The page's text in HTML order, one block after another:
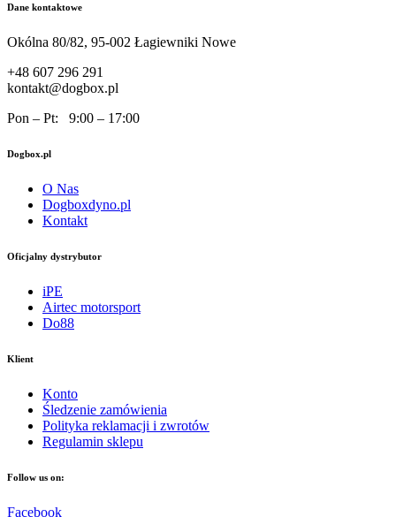
Dane kontaktowe
Okólna 80/82, 95-002 Łagiewniki Nowe
+48 607 296 291
kontakt@dogbox.pl
Pon – Pt: 9:00 – 17:00
Dogbox.pl
O Nas
Dogboxdyno.pl
Kontakt
Oficjalny dystrybutor
iPE
Airtec motorsport
Do88
Klient
Konto
Śledzenie zamówienia
Polityka reklamacji i zwrotów
Regulamin sklepu
Follow us on:
Facebook